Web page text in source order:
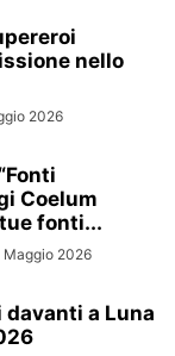
nello
2026
Coelum
fonti...
Maggio 2026
a Luna